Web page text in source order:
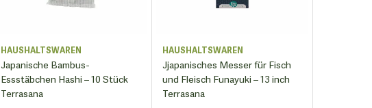
HAUSHALTSWAREN
Japanische Bambus-
Essstäbchen Hashi – 10 Stück
Terrasana
HAUSHALTSWAREN
Jjapanisches Messer für Fisch
und Fleisch Funayuki – 13 inch
Terrasana